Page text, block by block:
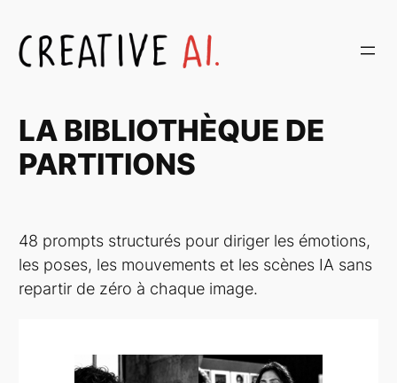
au
contenu
LA BIBLIOTHÈQUE DE
PARTITIONS
48 prompts structurés pour diriger les émotions,
les poses, les mouvements et les scènes IA sans
repartir de zéro à chaque image.